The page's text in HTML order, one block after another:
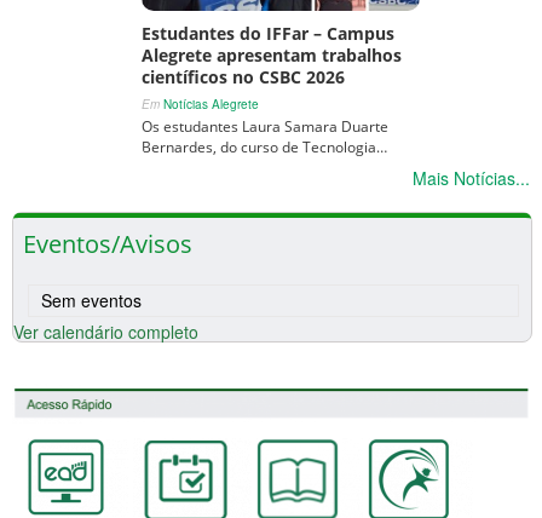
Estudantes do IFFar – Campus
Alegrete apresentam trabalhos
científicos no CSBC 2026
Em Notícias Alegrete
Os estudantes Laura Samara Duarte
Bernardes, do curso de Tecnologia…
Mais Notícias...
Eventos/Avisos
Sem eventos
Ver calendário completo